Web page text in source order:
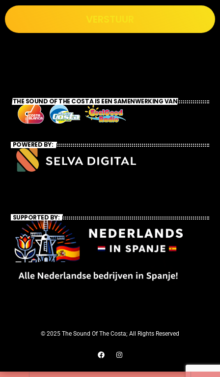
VERSTUUR
THE SOUND OF THE COSTA IS EEN SAMENWERKING VAN
POWERED BY:
SUPPORTED BY:
© 2025 The Sound Of The Costa; All Rights Reserved